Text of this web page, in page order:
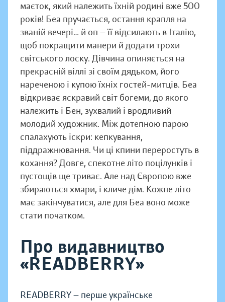
маєток, який належить їхній родині вже 500
років! Беа пручається, остання крапля на
званій вечері… й оп — її відсилають в Італію,
щоб покращити манери й додати трохи
світського лоску. Дівчина опиняється на
прекрасній віллі зі своїм дядьком, його
нареченою і купою їхніх гостей-митців. Беа
відкриває яскравий світ богеми, до якого
належить і Бен, зухвалий і вродливий
молодий художник. Між дотепною парою
спалахують іскри: кепкування,
піддражнювання. Чи ці кпини переростуть в
кохання? Довге, спекотне літо поцілунків і
пустощів ще триває. Але над Європою вже
збираються хмари, і кличе дім. Кожне літо
має закінчуватися, але для Беа воно може
стати початком.
Про видавництво
«READBERRY»
READBERRY — перше українське